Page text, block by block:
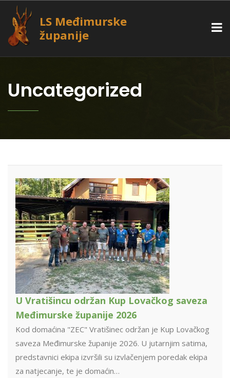
LS Međimurske
županije
Uncategorized
U Vratišincu održan Kup Lovačkog saveza
Međimurske županije 2026
Kod domaćina "ZEC" Vratišinec održan je Kup Lovačkog
saveza Međimurske županije 2026. U jutarnjim satima,
predstavnici ekipa izvršili su izvlačenjem poredak ekipa
za natjecanje, te je domaćin…